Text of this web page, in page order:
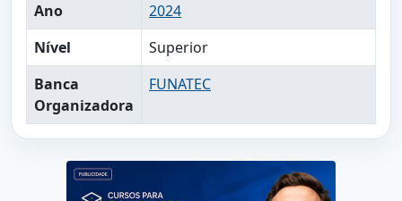
Ano
2024
Nível
Superior
Banca
Organizadora
FUNATEC